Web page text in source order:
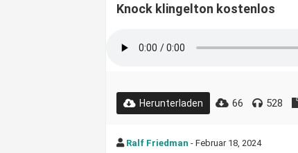
Knock klingelton kostenlos
Herunterladen 66 528
Ralf Friedman - Februar 18, 2024